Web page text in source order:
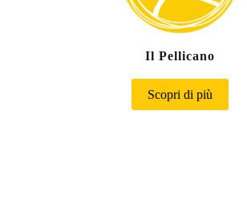
Il Pellicano
Scopri di più